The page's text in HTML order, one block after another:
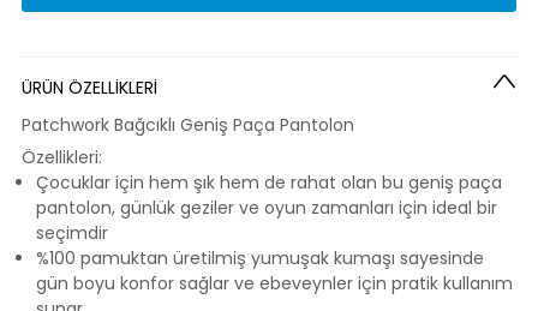
ÜRÜN ÖZELLİKLERİ
Patchwork Bağcıklı Geniş Paça Pantolon
Özellikleri:
Çocuklar için hem şık hem de rahat olan bu geniş paça
pantolon, günlük geziler ve oyun zamanları için ideal bir
seçimdir
%100 pamuktan üretilmiş yumuşak kumaşı sayesinde
gün boyu konfor sağlar ve ebeveynler için pratik kullanım